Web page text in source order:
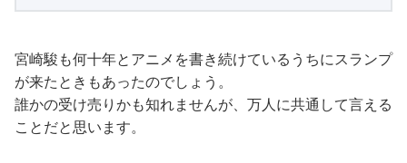
宮崎駿も何十年とアニメを書き続けているうちにスランプ
が来たときもあったのでしょう。
誰かの受け売りかも知れませんが、万人に共通して言える
ことだと思います。